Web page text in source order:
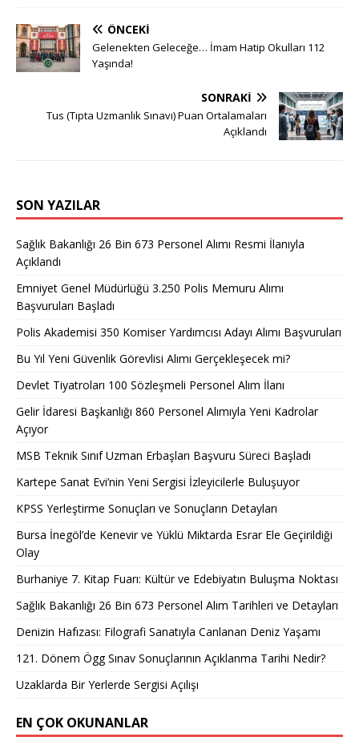
ÖNCEKI
Gelenekten Geleceğe… İmam Hatip Okulları 112
Yaşında!
SONRAKI
Tus (Tıpta Uzmanlık Sınavı) Puan Ortalamaları
Açıklandı
SON YAZILAR
Sağlık Bakanlığı 26 Bin 673 Personel Alımı Resmi İlanıyla
Açıklandı
Emniyet Genel Müdürlüğü 3.250 Polis Memuru Alımı
Başvuruları Başladı
Polis Akademisi 350 Komiser Yardımcısı Adayı Alımı Başvuruları
Bu Yıl Yeni Güvenlik Görevlisi Alımı Gerçekleşecek mi?
Devlet Tiyatroları 100 Sözleşmeli Personel Alım İlanı
Gelir İdaresi Başkanlığı 860 Personel Alımıyla Yeni Kadrolar
Açıyor
MSB Teknik Sınıf Uzman Erbaşları Başvuru Süreci Başladı
Kartepe Sanat Evi’nin Yeni Sergisi İzleyicilerle Buluşuyor
KPSS Yerleştirme Sonuçları ve Sonuçların Detayları
Bursa İnegöl’de Kenevir ve Yüklü Miktarda Esrar Ele Geçirildiği
Olay
Burhaniye 7. Kitap Fuarı: Kültür ve Edebiyatın Buluşma Noktası
Sağlık Bakanlığı 26 Bin 673 Personel Alım Tarihleri ve Detayları
Denizin Hafızası: Filografi Sanatıyla Canlanan Deniz Yaşamı
121. Dönem Ögg Sınav Sonuçlarının Açıklanma Tarihi Nedir?
Uzaklarda Bir Yerlerde Sergisi Açılışı
EN ÇOK OKUNANLAR